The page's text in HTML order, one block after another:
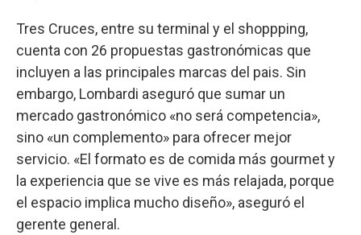
Tres Cruces, entre su terminal y el shoppping,
cuenta con 26 propuestas gastronómicas que
incluyen a las principales marcas del pais. Sin
embargo, Lombardi aseguró que sumar un
mercado gastronómico «no será competencia»,
sino «un complemento» para ofrecer mejor
servicio. «El formato es de comida más gourmet y
la experiencia que se vive es más relajada, porque
el espacio implica mucho diseño», aseguró el
gerente general.